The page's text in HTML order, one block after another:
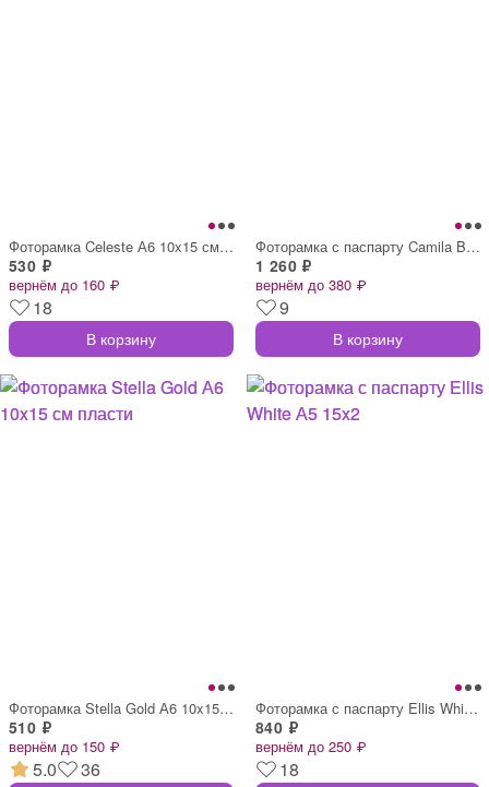
Фоторамка Celeste А6 10x15 см пластиковы
530 ₽
вернём до 160 ₽
18
В корзину
Фоторамка с паспарту Camila Box White 20
1 260 ₽
вернём до 380 ₽
9
В корзину
Фоторамка Stella Gold А6 10x15 см пласти
510 ₽
вернём до 150 ₽
5.0 36
Фоторамка с паспарту Ellis White А5 15x2
840 ₽
вернём до 250 ₽
18